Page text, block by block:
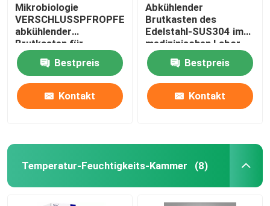
Mikrobiologie
VERSCHLUSSPFROPFEN
abkühlender
Brutkasten für
Bakterienkultur 110V
220V
Bestpreis
Kontakt
Abkühlender
Brutkasten des
Edelstahl-SUS304 im
medizinischen Labor
400L
Bestpreis
Kontakt
Temperatur-Feuchtigkeits-Kammer (8)